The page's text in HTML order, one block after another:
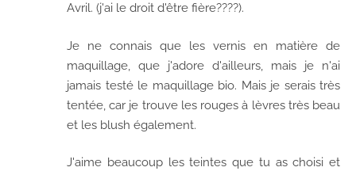
Avril. (j'ai le droit d'être fière????).
Je ne connais que les vernis en matière de
maquillage, que j'adore d'ailleurs, mais je n'ai
jamais testé le maquillage bio. Mais je serais très
tentée, car je trouve les rouges à lèvres très beau
et les blush également.
J'aime beaucoup les teintes que tu as choisi et